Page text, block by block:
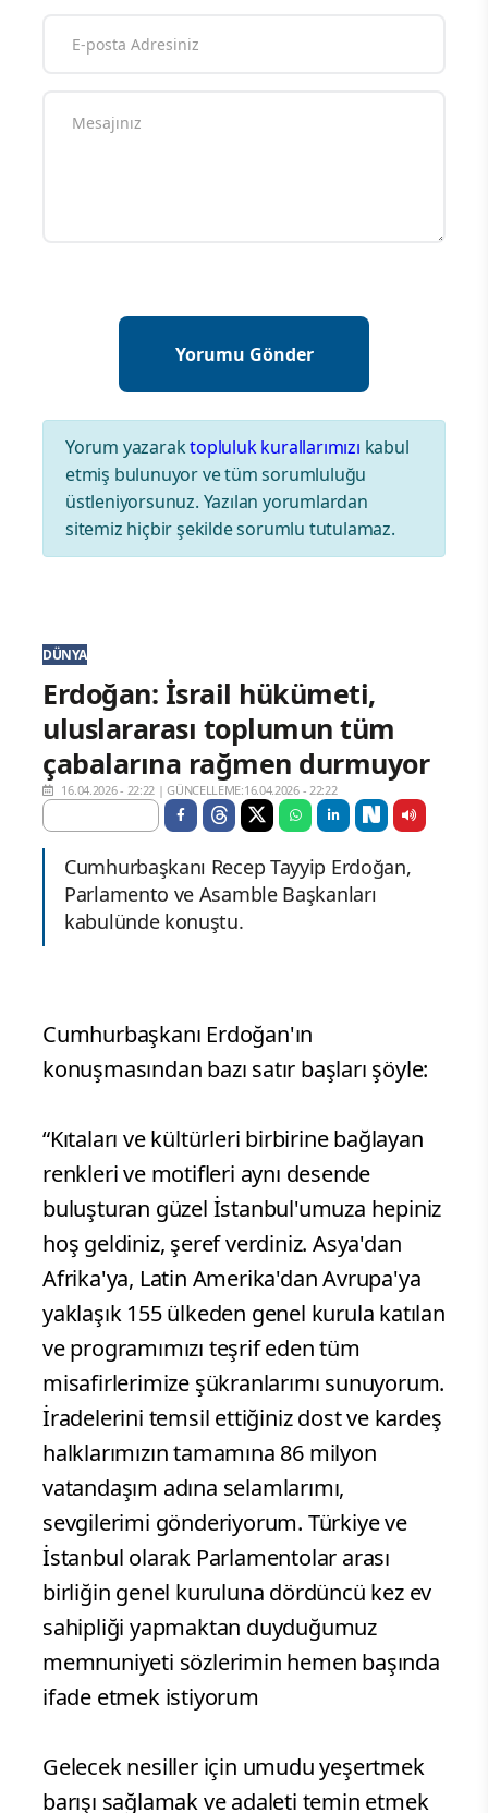
Yorum yazaraktopluluk kurallarımızı kabul
etmiş bulunuyor ve tüm sorumluluğu
üstleniyorsunuz. Yazılan yorumlardan
sitemiz hiçbir şekilde sorumlu tutulamaz.
DÜNYA
Erdoğan: İsrail hükümeti,
uluslararası toplumun tüm
çabalarına rağmen durmuyor
16.04.2026 - 22:22 |GÜNCELLEME:16.04.2026 - 22:22
Cumhurbaşkanı Recep Tayyip Erdoğan,
Parlamento ve Asamble Başkanları
kabulünde konuştu.
Cumhurbaşkanı Erdoğan'ın
konuşmasından bazı satır başları şöyle:
“Kıtaları ve kültürleri birbirine bağlayan
renkleri ve motifleri aynı desende
buluşturan güzel İstanbul'umuza hepiniz
hoş geldiniz, şeref verdiniz. Asya'dan
Afrika'ya, Latin Amerika'dan Avrupa'ya
yaklaşık 155 ülkeden genel kurula katılan
ve programımızı teşrif eden tüm
misafirlerimize şükranlarımı sunuyorum.
İradelerini temsil ettiğiniz dost ve kardeş
halklarımızın tamamına 86 milyon
vatandaşım adına selamlarımı,
İstanbul olarak Parlamentolar arası